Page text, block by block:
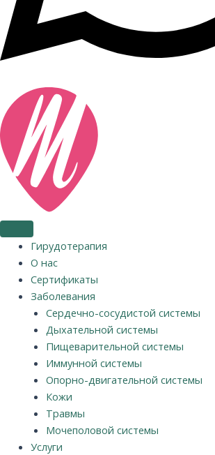
Гирудотерапия
О нас
Сертификаты
Заболевания
Сердечно-сосудистой системы
Дыхательной системы
Пищеварительной системы
Иммунной системы
Опорно-двигательной системы
Кожи
Травмы
Мочеполовой системы
Услуги